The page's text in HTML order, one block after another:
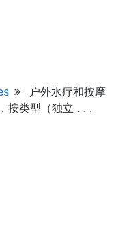
户外水疗和按摩
按类型（独立 . . .